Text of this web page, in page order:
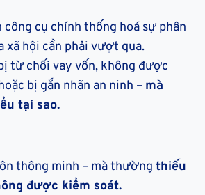
cụ chính thống hoá sự phân
xã hội cần phải vượt qua.
từ chối vay vốn, không được
bị gắn nhãn an ninh – mà
tại sao.
thông minh – mà thường thiếu
được kiểm soát.